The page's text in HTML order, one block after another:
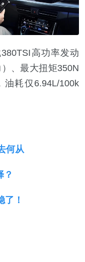
高功率发动
、最大扭矩350N
耗仅6.94L/100k
何从
？
！